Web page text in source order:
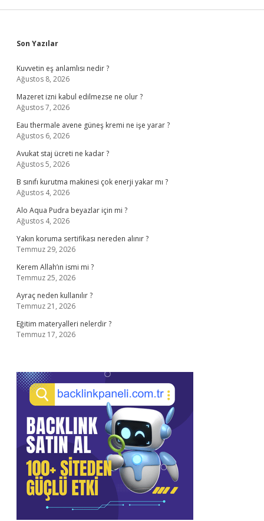
Sidebar
Son Yazılar
Kuvvetin eş anlamlısı nedir ?
Ağustos 8, 2026
Mazeret izni kabul edilmezse ne olur ?
Ağustos 7, 2026
Eau thermale avene güneş kremi ne işe yarar ?
Ağustos 6, 2026
Avukat staj ücreti ne kadar ?
Ağustos 5, 2026
B sınıfı kurutma makinesi çok enerji yakar mı ?
Ağustos 4, 2026
Alo Aqua Pudra beyazlar için mi ?
Ağustos 4, 2026
Yakın koruma sertifikası nereden alınır ?
Temmuz 29, 2026
Kerem Allah’ın ismi mi ?
Temmuz 25, 2026
Ayraç neden kullanılır ?
Temmuz 21, 2026
Eğitim materyalleri nelerdir ?
Temmuz 17, 2026